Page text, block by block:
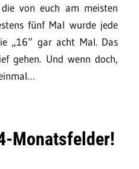
von euch am meisten
fünf Mal wurde jede
„16“ gar acht Mal. Das
gehen. Und wenn doch,
Monatsfelder!